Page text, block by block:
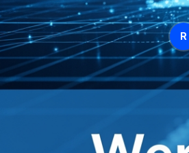
R